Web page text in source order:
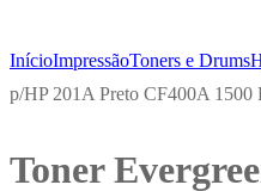
InícioImpressãoToners e Drums
p/HP 201A Preto CF400A 1500
Toner